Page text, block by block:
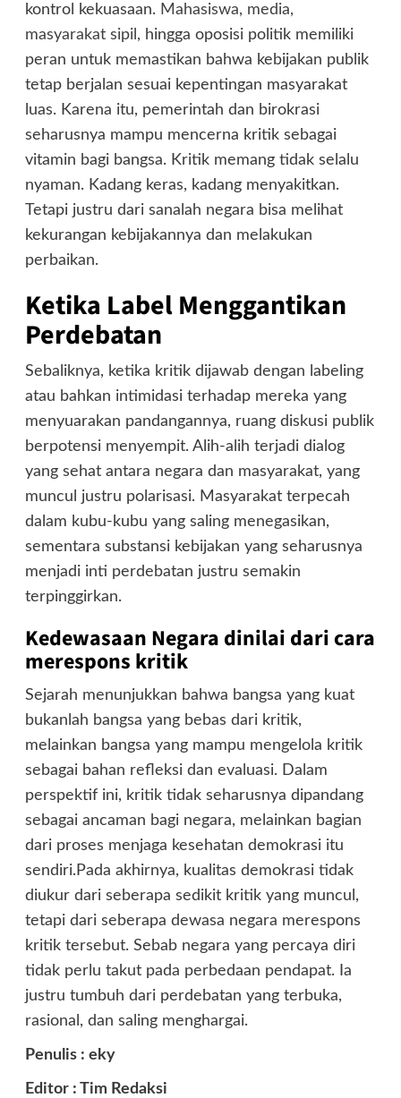
kontrol kekuasaan. Mahasiswa, media,
masyarakat sipil, hingga oposisi politik memiliki
peran untuk memastikan bahwa kebijakan publik
tetap berjalan sesuai kepentingan masyarakat
luas. Karena itu, pemerintah dan birokrasi
seharusnya mampu mencerna kritik sebagai
vitamin bagi bangsa. Kritik memang tidak selalu
nyaman. Kadang keras, kadang menyakitkan.
Tetapi justru dari sanalah negara bisa melihat
kekurangan kebijakannya dan melakukan
perbaikan.
Ketika Label Menggantikan
Perdebatan
Sebaliknya, ketika kritik dijawab dengan labeling
atau bahkan intimidasi terhadap mereka yang
menyuarakan pandangannya, ruang diskusi publik
berpotensi menyempit. Alih-alih terjadi dialog
yang sehat antara negara dan masyarakat, yang
muncul justru polarisasi. Masyarakat terpecah
dalam kubu-kubu yang saling menegasikan,
sementara substansi kebijakan yang seharusnya
menjadi inti perdebatan justru semakin
terpinggirkan.
Kedewasaan Negara dinilai dari cara
merespons kritik
Sejarah menunjukkan bahwa bangsa yang kuat
bukanlah bangsa yang bebas dari kritik,
melainkan bangsa yang mampu mengelola kritik
sebagai bahan refleksi dan evaluasi. Dalam
perspektif ini, kritik tidak seharusnya dipandang
sebagai ancaman bagi negara, melainkan bagian
dari proses menjaga kesehatan demokrasi itu
sendiri.Pada akhirnya, kualitas demokrasi tidak
diukur dari seberapa sedikit kritik yang muncul,
tetapi dari seberapa dewasa negara merespons
kritik tersebut. Sebab negara yang percaya diri
tidak perlu takut pada perbedaan pendapat. Ia
justru tumbuh dari perdebatan yang terbuka,
rasional, dan saling menghargai.
Penulis : eky
Editor : Tim Redaksi